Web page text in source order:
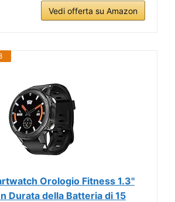
Vedi offerta su Amazon
Orologio Fitness 1.3''
Durata della Batteria di 15